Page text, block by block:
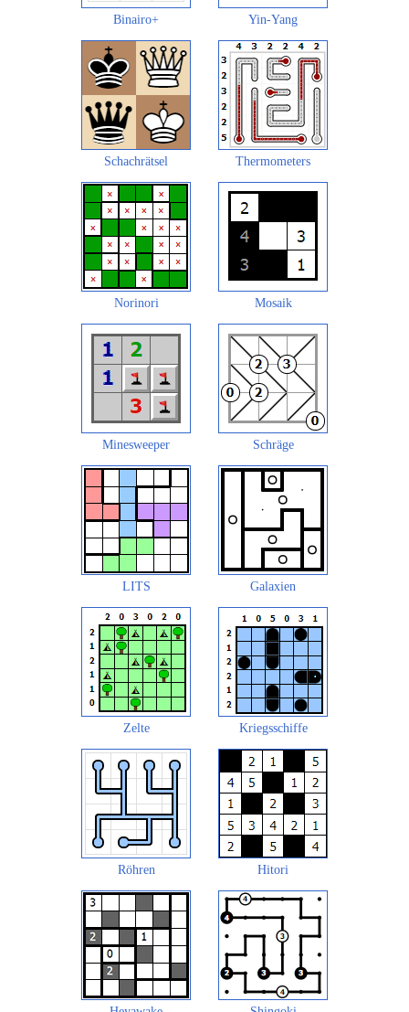
Binairo+ Yin-Yang
Schachrätsel Thermometers
Norinori Mosaik
Minesweeper Schräge
LITS Galaxien
Zelte Kriegsschiffe
Röhren Hitori